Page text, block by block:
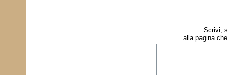
Scrivi,
alla pagina